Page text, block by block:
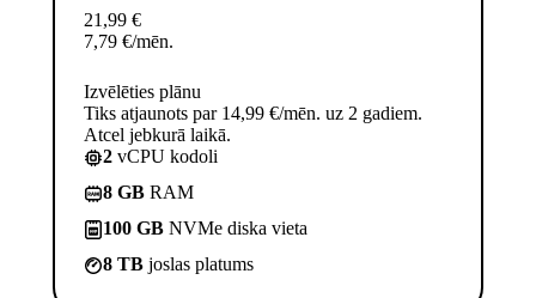
21,99 €
7,79 €/mēn.
Izvēlēties plānu
Tiks atjaunots par 14,99 €/mēn. uz 2 gadiem.
Atcel jebkurā laikā.
2 vCPU kodoli
8 GB RAM
100 GB NVMe diska vieta
8 TB joslas platums